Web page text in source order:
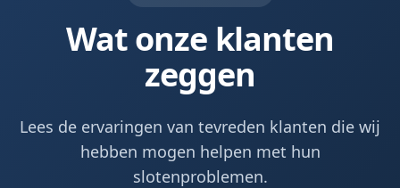
Wat onze klanten
zeggen
Lees de ervaringen van tevreden klanten die wij
hebben mogen helpen met hun
slotenproblemen.